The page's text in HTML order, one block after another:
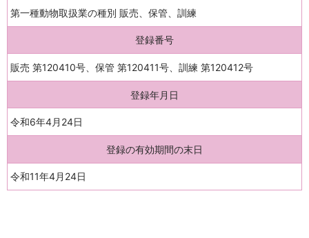
第一種動物取扱業の種別 販売、保管、訓練
登録番号
販売 第120410号、保管 第120411号、訓練 第120412号
登録年月日
令和6年4月24日
登録の有効期間の末日
令和11年4月24日